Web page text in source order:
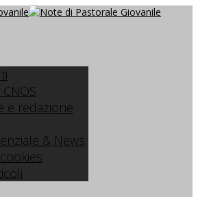
e redazione
& News